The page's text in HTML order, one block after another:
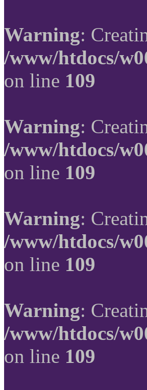
Warning:
/www/htdocs/
on line 109
Warning:
/www/htdocs/
on line 109
Warning:
/www/htdocs/
on line 109
Warning:
/www/htdocs/
on line 109